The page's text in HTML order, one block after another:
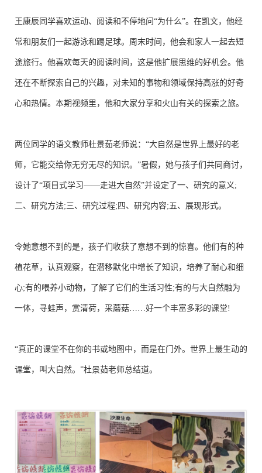
王康辰同学喜欢运动、阅读和不停地问“为什么”。在凯文，他经
常和朋友们一起游泳和踢足球。周末时间，他会和家人一起去短
途旅行。他喜欢每天的阅读时间，这是他扩展思维的好机会。他
还在不断探索自己的兴趣，对未知的事物和领域保持高涨的好奇
心和热情。本期视频里，他和大家分享和火山有关的探索之旅。
两位同学的语文教师杜景茹老师说：“大自然是世界上最好的老
师，它能交给你无穷无尽的知识。”暑假，她与孩子们共同商讨，
设计了“项目式学习——走进大自然”并设定了一、研究的意义;
二、研究方法;三、研究过程;四、研究内容;五、展现形式。
令她意想不到的是，孩子们收获了意想不到的惊喜。他们有的种
植花草，认真观察，在潜移默化中增长了知识，培养了耐心和细
心;有的喂养小动物，了解了它们的生活习性;有的与大自然融为
一体，寻蛙声，赏清荷，采蘑菇……好一个丰富多彩的课堂!
“真正的课堂不在你的书或地图中，而是在门外。世界上最生动的
课堂，叫大自然。”杜景茹老师总结道。